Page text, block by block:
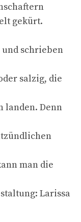
gekürt.
und schrieben
salzig, die
landen. Denn
man die
Larissa